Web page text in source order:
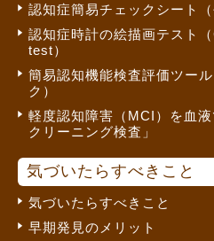
認知症簡易チェックシート（
認知症時計の絵描画テスト
test）
簡易認知機能検査評価ツー
ク）
軽度認知障害（MCI）を血
クリーニング検査」
気づいたらすべきこと
気づいたらすべきこと
早期発見のメリット